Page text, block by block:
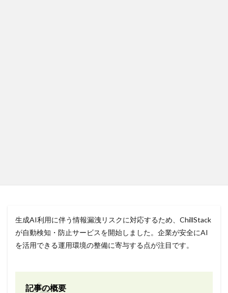
生成AI利用に伴う情報漏洩リスクに対応するため、ChillStack
が自動検知・防止サービスを開始しました。企業が安全にAI
を活用できる運用環境の整備に寄与する点が注目です。
記事の概要